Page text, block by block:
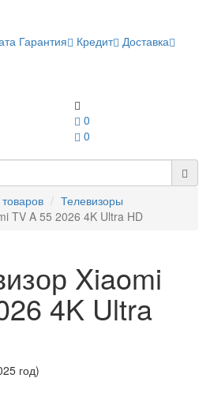
Гарантия Кредит Доставка
0
0
Телевизоры
TV A 55 2026 4K Ultra HD
Xiaomi
4K Ultra
год)